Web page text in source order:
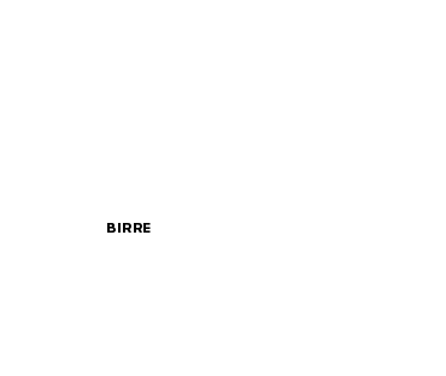
BIRRE